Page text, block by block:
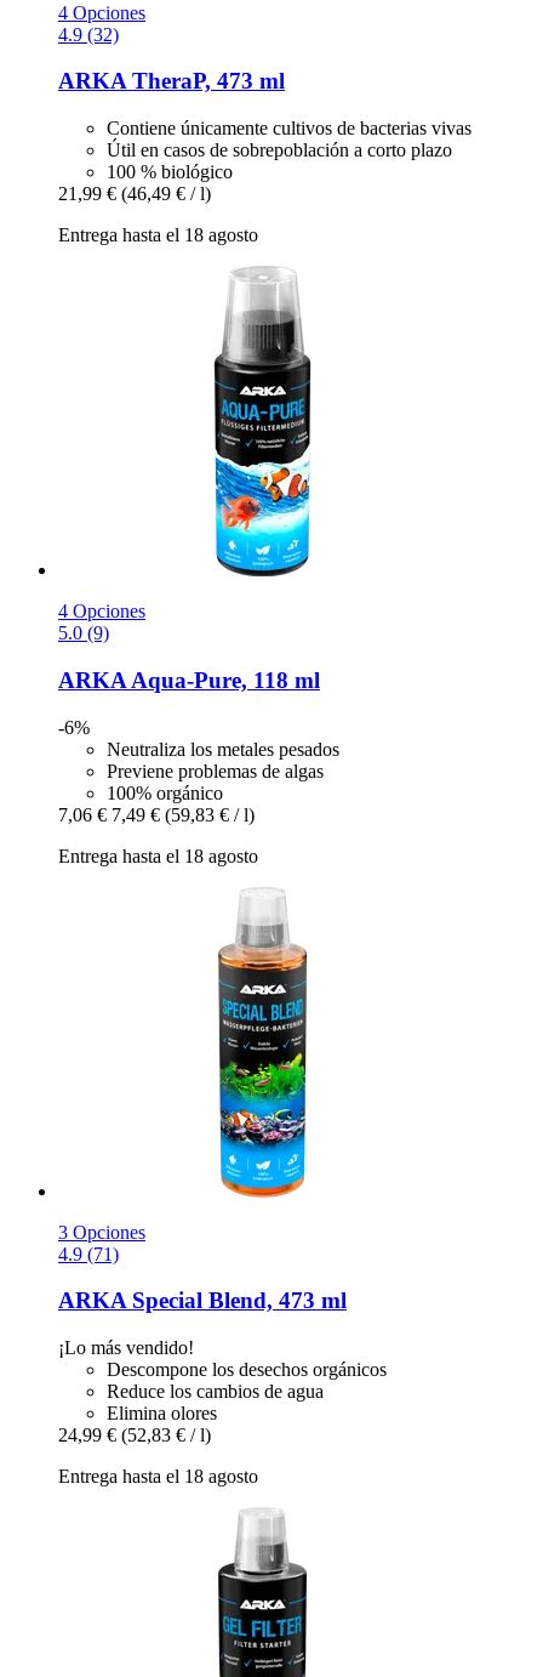
4 Opciones
4.9 (32)
ARKATheraP, 473 ml
Contiene únicamente cultivos de bacterias vivas
Útil en casos de sobrepoblación a corto plazo
100 % biológico
21,99 € (46,49 € / l)
Entrega hasta el 18 agosto
4 Opciones
5.0 (9)
ARKA Aqua-​Pure, 118 ml
-6%
Neutraliza los metales pesados
Previene problemas de algas
100% orgánico
7,06 € 7,49 € (59,83 € / l)
Entrega hasta el 18 agosto
3 Opciones
4.9 (71)
ARKASpecial Blend, 473 ml
¡Lo más vendido!
Descompone los desechos orgánicos
Reduce los cambios de agua
Elimina olores
24,99 € (52,83 € / l)
Entrega hasta el 18 agosto